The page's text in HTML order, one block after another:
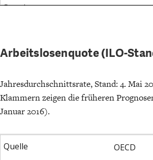
Arbeitslosenquote (ILO-
Jahresdurchschnittsrate, Stand: 4. Mai
Klammern zeigen die früheren
Januar 2016).
OECD